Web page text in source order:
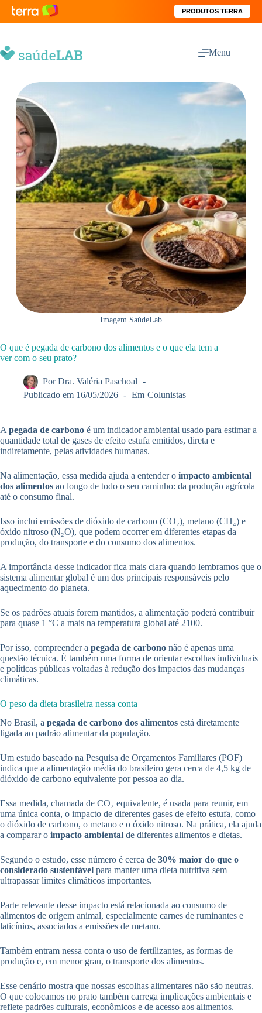
PRODUTOS TERRA
Menu
Imagem SaúdeLab
O que é pegada de carbono dos alimentos e o que ela tem a
ver com o seu prato?
Por Dra. Valéria Paschoal
Publicado em 16/05/2026 Em Colunistas
A pegada de carbono é um indicador ambiental usado para estimar a
quantidade total de gases de efeito estufa emitidos, direta e
indiretamente, pelas atividades humanas.
Na alimentação, essa medida ajuda a entender o impacto ambiental
dos alimentos ao longo de todo o seu caminho: da produção agrícola
até o consumo final.
Isso inclui emissões de dióxido de carbono (CO₂), metano (CH₄) e
óxido nitroso (N₂O), que podem ocorrer em diferentes etapas da
produção, do transporte e do consumo dos alimentos.
A importância desse indicador fica mais clara quando lembramos que o
sistema alimentar global é um dos principais responsáveis pelo
aquecimento do planeta.
Se os padrões atuais forem mantidos, a alimentação poderá contribuir
para quase 1 °C a mais na temperatura global até 2100.
Por isso, compreender a pegada de carbono não é apenas uma
questão técnica. É também uma forma de orientar escolhas individuais
e políticas públicas voltadas à redução dos impactos das mudanças
climáticas.
O peso da dieta brasileira nessa conta
No Brasil, a pegada de carbono dos alimentos está diretamente
ligada ao padrão alimentar da população.
Um estudo baseado na Pesquisa de Orçamentos Familiares (POF)
indica que a alimentação média do brasileiro gera cerca de 4,5 kg de
dióxido de carbono equivalente por pessoa ao dia.
Essa medida, chamada de CO₂ equivalente, é usada para reunir, em
uma única conta, o impacto de diferentes gases de efeito estufa, como
o dióxido de carbono, o metano e o óxido nitroso. Na prática, ela ajuda
a comparar o impacto ambiental de diferentes alimentos e dietas.
Segundo o estudo, esse número é cerca de 30% maior do que o
considerado sustentável para manter uma dieta nutritiva sem
ultrapassar limites climáticos importantes.
Parte relevante desse impacto está relacionada ao consumo de
alimentos de origem animal, especialmente carnes de ruminantes e
laticínios, associados a emissões de metano.
Também entram nessa conta o uso de fertilizantes, as formas de
produção e, em menor grau, o transporte dos alimentos.
Esse cenário mostra que nossas escolhas alimentares não são neutras.
O que colocamos no prato também carrega implicações ambientais e
reflete padrões culturais, econômicos e de acesso aos alimentos.